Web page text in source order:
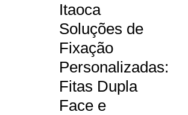
Itaoca
Soluções de
Fixação
Personalizadas:
Fitas Dupla
Face e